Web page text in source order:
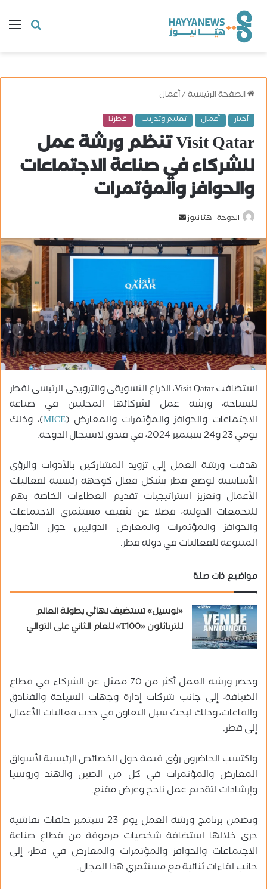
البحث
الصفحة الرئيسية/أعمال
أخبار أعمال تعليم وتدريب قطرنا
Visit Qatar تنظم ورشة عمل
للشركاء في صناعة الاجتماعات
والحوافز والمؤتمرات
الدوحة - هيّا نيوز
س
ل
ي
د
ا
إ
ل
ت
ر
و
ن
ا
استضافت Visit Qatar، الذراع التسويقي والترويجي الرئيسي لقطر
للسياحة، ورشة عمل لشركائها المحليين في صناعة
الاجتماعات والحوافز والمؤتمرات والمعارض (MICE)، وذلك
يومي 23 و24 سبتمبر 2024، في فندق لاسيجال الدوحة.
هدفت ورشة العمل إلى تزويد المشاركين بالأدوات والرؤى
الأساسية لوضع قطر بشكل فعال كوجهة رئيسية لفعاليات
الأعمال وتعزيز استراتيجيات تقديم العطاءات الخاصة بهم
للتجمعات الدولية، فضلا عن تثقيف مستثمري الاجتماعات
والحوافز والمؤتمرات والمعارض الدوليين حول الأصول
المتنوعة للفعاليات في دولة قطر.
مواضيع ذات صلة
«لوسيل» تستضيف نهائي بطولة العالم
للترياثلون «T100» للعام الثاني على التوالي
وحضر ورشة العمل أكثر من 70 ممثل عن الشركاء في قطاع
الضيافة، إلى جانب شركات إدارة وجهات السياحة والفنادق
والقاعات، وذلك لبحث سبل التعاون في جذب فعاليات الأعمال
إلى قطر.
واكتسب الحاضرون رؤى قيمة حول الخصائص الرئيسية لأسواق
المعارض والمؤتمرات في كل من الصين والهند وروسيا
وإرشادات لتقديم عمل ناجح وعرض مقنع.
وتضمن برنامج ورشة العمل يوم 23 سبتمبر حلقات نقاشية
جرى خلالها استضافة شخصيات مرموقة من قطاع صناعة
الاجتماعات والحوافز والمؤتمرات والمعارض في قطر، إلى
جانب لقاءات ثنائية مع مستثمري هذا المجال.